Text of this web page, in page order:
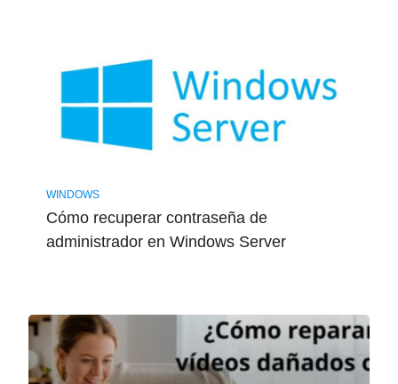
WINDOWS
Cómo recuperar contraseña de
administrador en Windows Server